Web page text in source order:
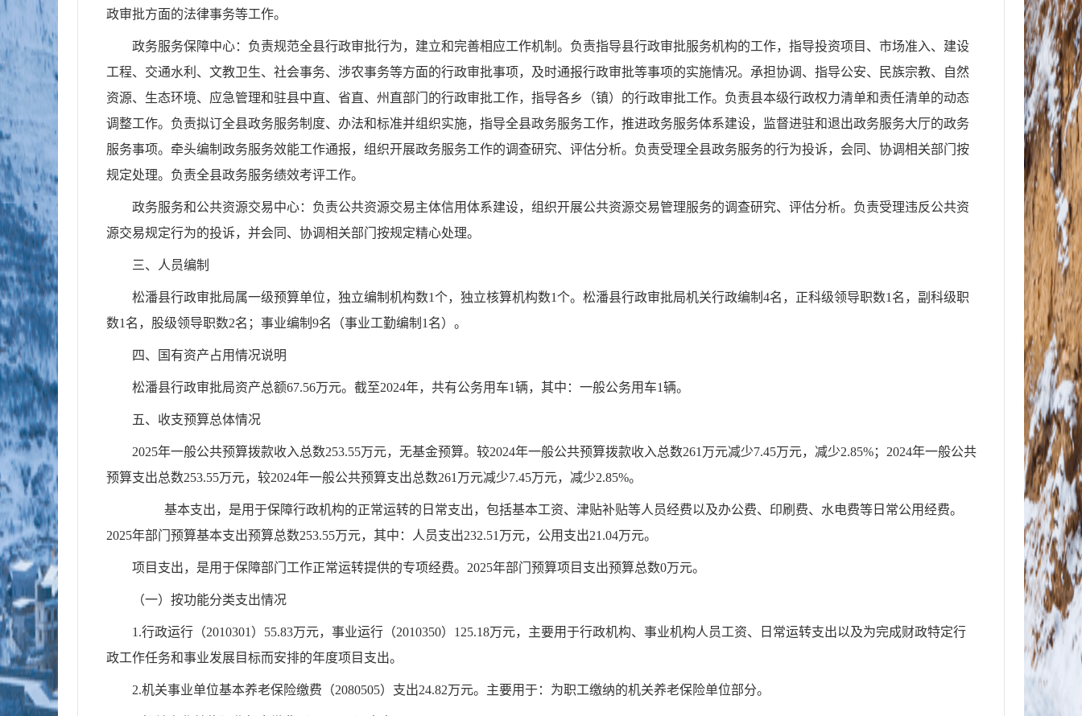
政审批方面的法律事务等工作。
政务服务保障中心：负责规范全县行政审批行为，建立和完善相应工作机制。负责指导县行政审批服务机构的工作，指导投资项目、市场准入、建设
工程、交通水利、文教卫生、社会事务、涉农事务等方面的行政审批事项，及时通报行政审批等事项的实施情况。承担协调、指导公安、民族宗教、自然
资源、生态环境、应急管理和驻县中直、省直、州直部门的行政审批工作，指导各乡（镇）的行政审批工作。负责县本级行政权力清单和责任清单的动态
调整工作。负责拟订全县政务服务制度、办法和标准并组织实施，指导全县政务服务工作，推进政务服务体系建设，监督进驻和退出政务服务大厅的政务
服务事项。牵头编制政务服务效能工作通报，组织开展政务服务工作的调查研究、评估分析。负责受理全县政务服务的行为投诉，会同、协调相关部门按
规定处理。负责全县政务服务绩效考评工作。
政务服务和公共资源交易中心：负责公共资源交易主体信用体系建设，组织开展公共资源交易管理服务的调查研究、评估分析。负责受理违反公共资
源交易规定行为的投诉，并会同、协调相关部门按规定精心处理。
三、人员编制
松潘县行政审批局属一级预算单位，独立编制机构数1个，独立核算机构数1个。松潘县行政审批局机关行政编制4名，正科级领导职数1名，副科级职
数1名，股级领导职数2名；事业编制9名（事业工勤编制1名）。
四、国有资产占用情况说明
松潘县行政审批局资产总额67.56万元。截至2024年，共有公务用车1辆，其中：一般公务用车1辆。
五、收支预算总体情况
2025年一般公共预算拨款收入总数253.55万元，无基金预算。较2024年一般公共预算拨款收入总数261万元减少7.45万元，减少2.85%；2024年一般公共
预算支出总数253.55万元，较2024年一般公共预算支出总数261万元减少7.45万元，减少2.85%。
基本支出，是用于保障行政机构的正常运转的日常支出，包括基本工资、津贴补贴等人员经费以及办公费、印刷费、水电费等日常公用经费。
2025年部门预算基本支出预算总数253.55万元，其中：人员支出232.51万元，公用支出21.04万元。
项目支出，是用于保障部门工作正常运转提供的专项经费。2025年部门预算项目支出预算总数0万元。
（一）按功能分类支出情况
1.行政运行（2010301）55.83万元，事业运行（2010350）125.18万元，主要用于行政机构、事业机构人员工资、日常运转支出以及为完成财政特定行
政工作任务和事业发展目标而安排的年度项目支出。
2.机关事业单位基本养老保险缴费（2080505）支出24.82万元。主要用于：为职工缴纳的机关养老保险单位部分。